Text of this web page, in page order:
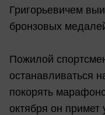
Григорьевичем
бронзовых
Пожилой
останавливаться
покорять
октября он примет